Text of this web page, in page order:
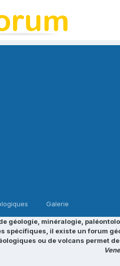
Galerie
géologie, minéralogie,
spécifiques, il existe un forum
ou de volcans permet